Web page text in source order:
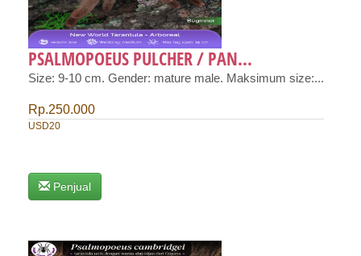
PSALMOPOEUS PULCHER / PAN...
Size: 9-10 cm. Gender: mature male. Maksimum size:...
Rp.250.000
USD20
Penjual